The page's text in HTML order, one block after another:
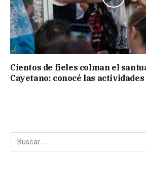
Cientos de fieles colman el
Cayetano: conocé las actividades